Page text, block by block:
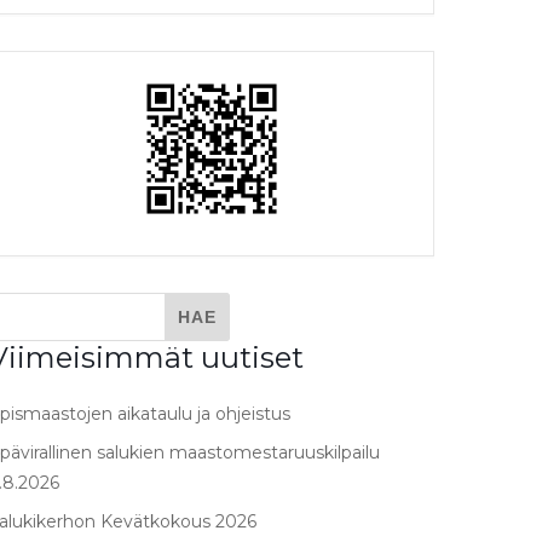
uutiset
aikataulu ja ohjeistus
salukien maastomestaruuskilpailu
Kevätkokous 2026